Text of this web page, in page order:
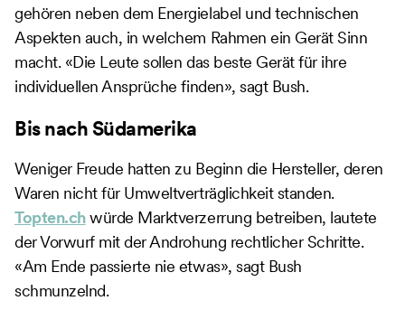
gehören neben dem Energielabel und technischen
Aspekten auch, in welchem Rahmen ein Gerät Sinn
macht. «Die Leute sollen das beste Gerät für ihre
individuellen Ansprüche finden», sagt Bush.
Bis nach Südamerika
Weniger Freude hatten zu Beginn die Hersteller, deren
Waren nicht für Umweltverträglichkeit standen.
Topten.chwürde Marktverzerrung betreiben, lautete
der Vorwurf mit der Androhung rechtlicher Schritte.
«Am Ende passierte nie etwas», sagt Bush
schmunzelnd.